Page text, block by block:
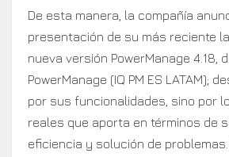
De esta manera, la compañía
presentación de su más reciente
nueva versión PowerManage 4.18,
PowerManage (IQ PM ES LATAM);
por sus funcionalidades, sino por
reales que aporta en términos de
eficiencia y solución de problemas.